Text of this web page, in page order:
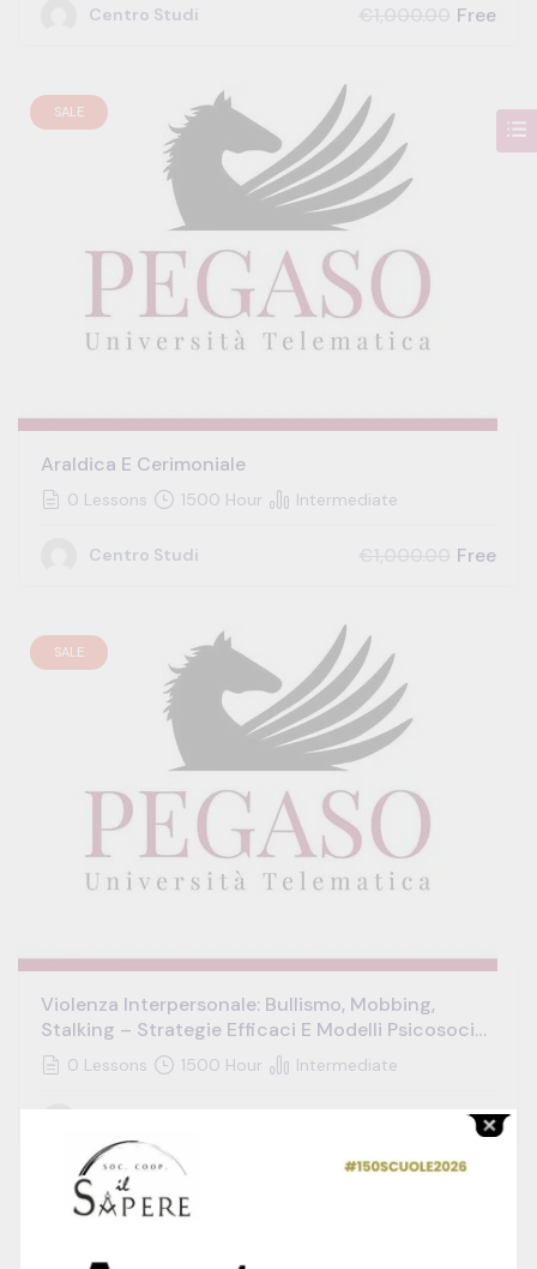
Centro Studi Free
SALE
Araldica E Cerimoniale
0 Lessons 1500 Hour Intermediate
Centro Studi Free
SALE
Violenza Interpersonale: Bullismo, Mobbing,
Stalking – Strategie Efficaci E Modelli Psicosociali
Integrati Per L’identificazione E La Gestione Dei
Conflitti E Dei Comportamenti Aggressivi In
Soggetti Vittime Di Vessazioni E Atti Persecutori
0 Lessons 1500 Hour Intermediate
Free
SALE